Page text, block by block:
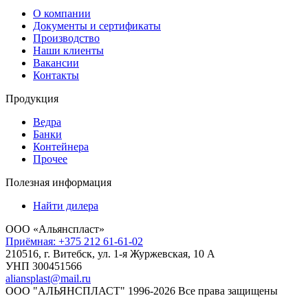
О компании
Документы и сертификаты
Производство
Наши клиенты
Вакансии
Контакты
Продукция
Ведра
Банки
Контейнера
Прочее
Полезная информация
Найти дилера
ООО «Альянспласт»
Приёмная: +375 212 61-61-02
210516, г. Витебск, ул. 1-я Журжевская, 10 А
УНП 300451566
aliansplast@mail.ru
ООО "АЛЬЯНСПЛАСТ" 1996-2026 Все права защищены